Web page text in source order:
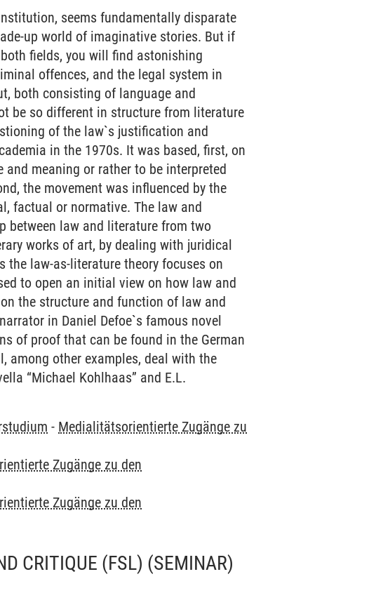
seems fundamentally disparate
up world of imaginative stories. But if
fields, you will find astonishing
offences, and the legal system in
both consisting of language and
be so different in structure from literature
of the law`s justification and
in the 1970s. It was based, first, on
meaning or rather to be interpreted
the movement was influenced by the
factual or normative. The law and
between law and literature from two
works of art, by dealing with juridical
the law-as-literature theory focuses on
to open an initial view on how law and
the structure and function of law and
in Daniel Defoe`s famous novel
of proof that can be found in the German
among other examples, deal with the
“Michael Kohlhaas” and E.L.
- Medialitätsorientierte Zugänge zu
Zugänge zu den
Zugänge zu den
CRITIQUE (FSL) (SEMINAR)